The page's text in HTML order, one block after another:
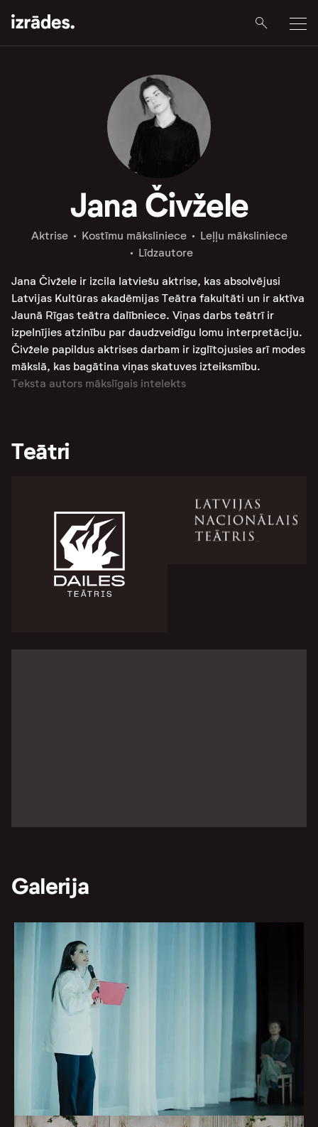
Jana Čivžele
Aktrise Kostīmu māksliniece
Leļļu māksliniece
Līdzautore
Jana Čivžele ir izcila latviešu aktrise, kas absolvējusi
Latvijas Kultūras akadēmijas Teātra fakultāti un ir aktīva
Jaunā Rīgas teātra dalībniece. Viņas darbs teātrī ir
izpelnījies atzinību par daudzveidīgu lomu interpretāciju.
Čivžele papildus aktrises darbam ir izglītojusies arī modes
mākslā, kas bagātina viņas skatuves izteiksmību​​​​​​.
Teksta autors mākslīgais intelekts
Teātri
Galerija